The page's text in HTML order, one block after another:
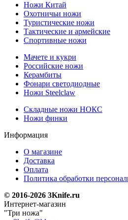
Ножи Китай
Охотничьи ножи
Туристические ножи
Тактические и армейские
Спортивные ножи
Мачете и кукри
Российские ножи
Керамбиты
Фонари светодиодные
Ножи Steelclaw
Складные ножи НОКС
Ножи финки
Информация
О магазине
Доставка
Оплата
Политика обработки
© 2016-2026 3Knife.ru
Интернет-магазин
"Три ножа"